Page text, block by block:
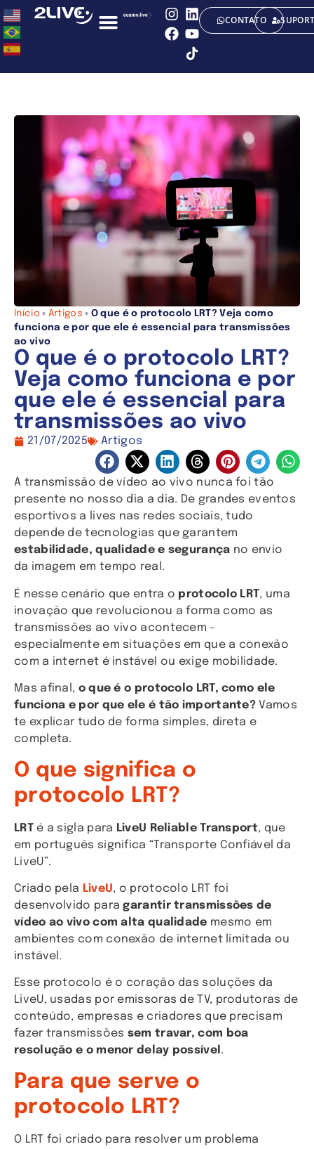
CONTATO
Início» Artigos » O que é o protocolo LRT? Veja como
funciona e por que ele é essencial para transmissões
ao vivo
O que é o protocolo LRT?
Veja como funciona e por
que ele é essencial para
transmissões ao vivo
21/07/2025 Artigos
A transmissão de vídeo ao vivo nunca foi tão
presente no nosso dia a dia. De grandes eventos
esportivos a lives nas redes sociais, tudo
depende de tecnologias que garantem
estabilidade, qualidade e segurança no envio
da imagem em tempo real.
É nesse cenário que entra o protocolo LRT, uma
inovação que revolucionou a forma como as
transmissões ao vivo acontecem –
especialmente em situações em que a conexão
com a internet é instável ou exige mobilidade.
Mas afinal, o que é o protocolo LRT, como ele
funciona e por que ele é tão importante? Vamos
te explicar tudo de forma simples, direta e
completa.
O que significa o
protocolo LRT?
LRTé a sigla para LiveU Reliable Transport, que
em português significa “Transporte Confiável da
LiveU”.
Criado pela LiveU, o protocolo LRT foi
desenvolvido paragarantir transmissões de
vídeo ao vivo com alta qualidade mesmo em
ambientes com conexão de internet limitada ou
instável.
Esse protocolo é o coração das soluções da
LiveU, usadas por emissoras de TV, produtoras de
conteúdo, empresas e criadores que precisam
fazer transmissões sem travar, com boa
resolução e o menor delay possível .
Para que serve o
protocolo LRT?
O LRT foi criado para resolver um problema